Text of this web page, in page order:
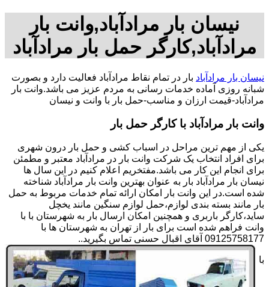
نیسان بار مرادآباد,وانت بار
مرادآباد,کارگر حمل بار مرادآباد
نیسان بار مرادآباد بار در تمام نقاط مرادآباد فعالیت دارد و بصورت
شبانه روزی آماده خدمات رسانی به مردم عزیز می باشد.وانت بار
مرادآباد-قیمت ارزان و مناسب-حمل بار با وانت و نیسان
وانت بار مرادآباد با کارگر حمل بار
یکی از مهم ترین مراحل در اسباب کشی و حمل بار درون شهری
برای افراد انتخاب یک شرکت وانت بار در مرادآباد معتبر و مطمئن
برای انجام این کار می باشد.مفتخریم اعلام کنیم در این سال ها
نیسان بار مرادآباد بار به عنوان بهترین وانت بار مرادآباد شناخته
شده است.در این وانت بار امکان ارائه تمام خدمات مربوط به حمل
بار مانند بسته بندی لوازم،حمل لوازم سنگین مانند یخچل
ساید،کارگر باربری و همچنین امکان ارسال بار به شهرستان با با
وانت فراهم شده است برای بار از تهران به شهرستان ها با
09125758177 آقای اقبال حسنی تماس بگیرید..
با